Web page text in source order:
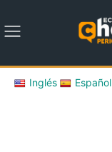
Inglés Español